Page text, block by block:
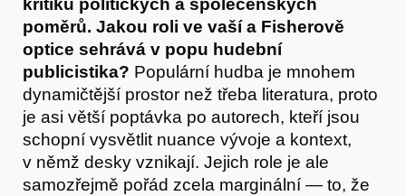
Obchod
poměrů. Jakou roli ve vaší a Fisherově
optice sehrává v popu hudební
publicistika? Populární hudba je mnohem
dynamičtější prostor než třeba literatura, proto
je asi větší poptávka po autorech, kteří jsou
schopní vysvětlit nuance vývoje a kontext,
v němž desky vznikají. Jejich role je ale
samozřejmě pořád zcela marginální — to, že